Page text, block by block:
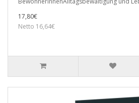
17,80€
Netto 16,64€